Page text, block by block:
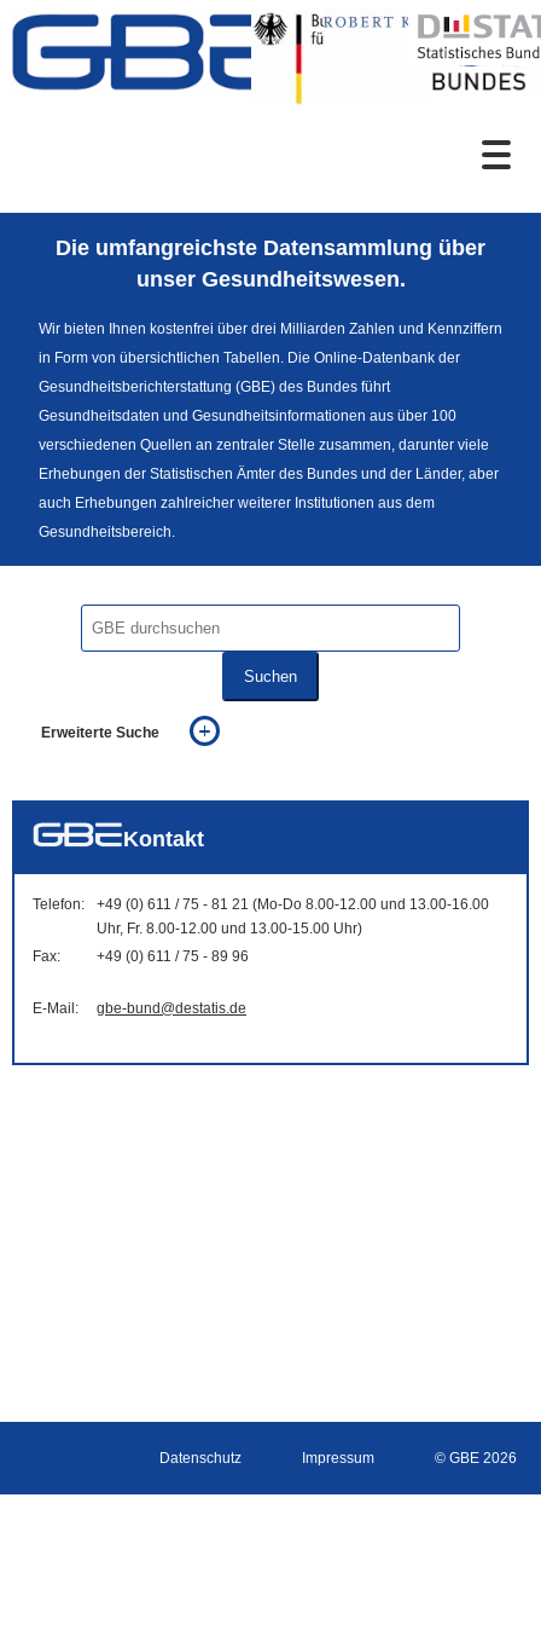
Zum Inhalt
Sprachumschaltung
Die umfangreichste Datensammlung über
unser Gesundheitswesen.
Wir bieten Ihnen kostenfrei über drei Milliarden Zahlen und Kennziffern
in Form von übersichtlichen Tabellen. Die Online-Datenbank der
Gesundheitsberichterstattung (GBE) des Bundes führt
Gesundheitsdaten und Gesundheitsinformationen aus über 100
verschiedenen Quellen an zentraler Stelle zusammen, darunter viele
Erhebungen der Statistischen Ämter des Bundes und der Länder, aber
auch Erhebungen zahlreicher weiterer Institutionen aus dem
Gesundheitsbereich.
Suchen
Erweiterte Suche
auch in allen Texten suchen (Volltextsuche)
Kontakt
Telefon:
+49 (0) 611 / 75 - 81 21 (Mo-Do 8.00-12.00 und 13.00-16.00
Uhr, Fr. 8.00-12.00 und 13.00-15.00 Uhr)
Fax:
+49 (0) 611 / 75 - 89 96
E-Mail: gbe-bund@destatis.de
Datenschutz Impressum © GBE 2026